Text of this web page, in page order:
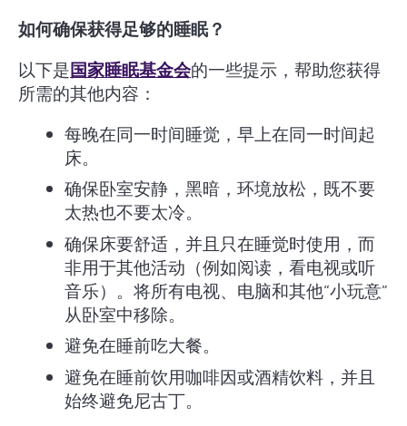
如何确保获得足够的睡眠？
以下是国家睡眠基金会的一些提示，帮助您获得
所需的其他内容：
每晚在同一时间睡觉，早上在同一时间起
床。
确保卧室安静，黑暗，环境放松，既不要
太热也不要太冷。
确保床要舒适，并且只在睡觉时使用，而
非用于其他活动（例如阅读，看电视或听
音乐）。将所有电视、电脑和其他“小玩意”
从卧室中移除。
避免在睡前吃大餐。
避免在睡前饮用咖啡因或酒精饮料，并且
始终避免尼古丁。